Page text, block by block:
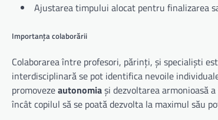
Ajustarea timpului alocat pentru finalizarea
Importanța colaborării
Colaborarea între profesori, părinți, și specialiști
interdisciplinară se pot identifica nevoile
promovezeautonomiași dezvoltarea armonioasă
încât copilul să se poată dezvolta la maximul său